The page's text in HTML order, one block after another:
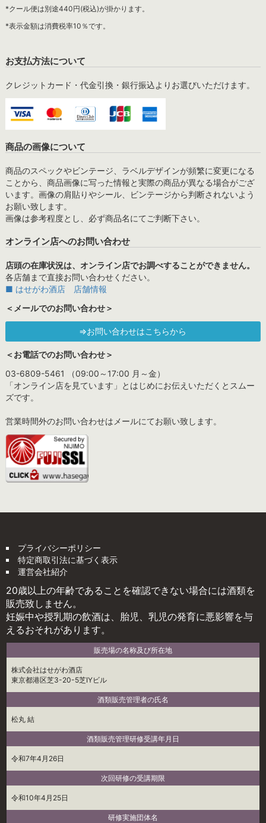
*クール便は別途440円(税込)が掛かります。
*表示金額は消費税率10％です。
お支払方法について
クレジットカード・代金引換・銀行振込よりお選びいただけます。
商品の画像について
商品のスペックやビンテージ、ラベルデザインが頻繁に変更になる
ことから、商品画像に写った情報と実際の商品が異なる場合がござ
います。画像の肩貼りやシール、ビンテージから判断されないよう
お願い致します。
画像は参考程度とし、必ず商品名にてご判断下さい。
オンライン店へのお問い合わせ
店頭の在庫状況は、オンライン店でお調べすることができません。
各店舗まで直接お問い合わせください。
■ はせがわ酒店 店舗情報
＜メールでのお問い合わせ＞
⇒お問い合わせはこちらから
＜お電話でのお問い合わせ＞
03-6809-5461 （09:00～17:00 月～金）
「オンライン店を見ています」とはじめにお伝えいただくとスムー
ズです。
営業時間外のお問い合わせはメールにてお願い致します。
プライバシーポリシー
特定商取引法に基づく表示
運営会社紹介
20歳以上の年齢であることを確認できない場合には酒類を
販売致しません。
妊娠中や授乳期の飲酒は、胎児、乳児の発育に悪影響を与
えるおそれがあります。
販売場の名称及び所在地
株式会社はせがわ酒店
東京都港区芝3-20-5芝IYビル
酒類販売管理者の氏名
松丸 結
酒類販売管理研修受講年月日
令和7年4月26日
次回研修の受講期限
令和10年4月25日
研修実施団体名